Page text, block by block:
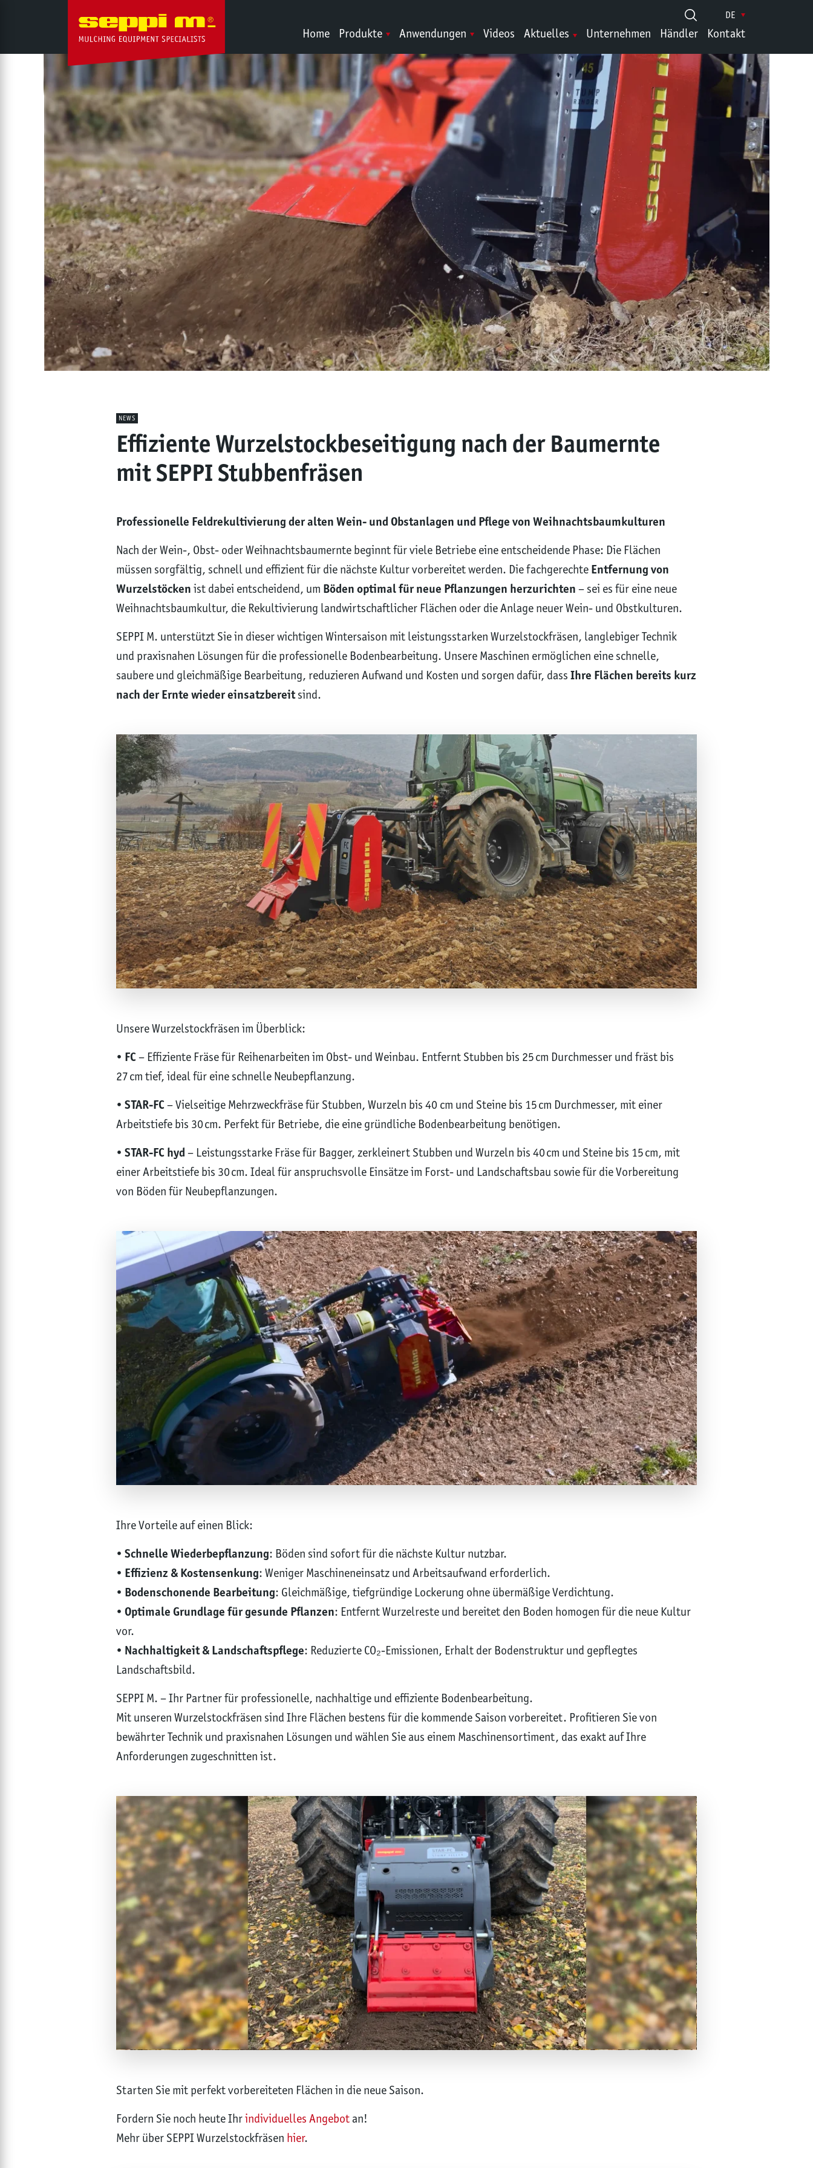
Home Produkte Anwendungen Videos Aktuelles Unternehmen Händler Kontakt
DE
NEWS
Effiziente Wurzelstockbeseitigung nach der Baumernte
mit SEPPI Stubbenfräsen
Professionelle Feldrekultivierung der alten Wein- und Obstanlagen und Pflege von Weihnachtsbaumkulturen
Nach der Wein-, Obst- oder Weihnachtsbaumernte beginnt für viele Betriebe eine entscheidende Phase: Die Flächen
müssen sorgfältig, schnell und effizient für die nächste Kultur vorbereitet werden. Die fachgerechte Entfernung von
Wurzelstöcken ist dabei entscheidend, um Böden optimal für neue Pflanzungen herzurichten – sei es für eine neue
Weihnachtsbaumkultur, die Rekultivierung landwirtschaftlicher Flächen oder die Anlage neuer Wein- und Obstkulturen.
SEPPI M. unterstützt Sie in dieser wichtigen Wintersaison mit leistungsstarken Wurzelstockfräsen, langlebiger Technik
und praxisnahen Lösungen für die professionelle Bodenbearbeitung. Unsere Maschinen ermöglichen eine schnelle,
saubere und gleichmäßige Bearbeitung, reduzieren Aufwand und Kosten und sorgen dafür, dass Ihre Flächen bereits kurz
nach der Ernte wieder einsatzbereitsind.
Unsere Wurzelstockfräsen im Überblick:
• FC– Effiziente Fräse für Reihenarbeiten im Obst- und Weinbau. Entfernt Stubben bis 25 cm Durchmesser und fräst bis
27 cm tief, ideal für eine schnelle Neubepflanzung.
• STAR-FC– Vielseitige Mehrzweckfräse für Stubben, Wurzeln bis 40 cm und Steine bis 15 cm Durchmesser, mit einer
Arbeitstiefe bis 30 cm. Perfekt für Betriebe, die eine gründliche Bodenbearbeitung benötigen.
• STAR-FC hyd – Leistungsstarke Fräse für Bagger, zerkleinert Stubben und Wurzeln bis 40 cm und Steine bis 15 cm, mit
einer Arbeitstiefe bis 30 cm. Ideal für anspruchsvolle Einsätze im Forst- und Landschaftsbau sowie für die Vorbereitung
von Böden für Neubepflanzungen.
Ihre Vorteile auf einen Blick:
• Schnelle Wiederbepflanzung: Böden sind sofort für die nächste Kultur nutzbar.
• Effizienz & Kostensenkung: Weniger Maschineneinsatz und Arbeitsaufwand erforderlich.
• Bodenschonende Bearbeitung: Gleichmäßige, tiefgründige Lockerung ohne übermäßige Verdichtung.
• Optimale Grundlage für gesunde Pflanzen: Entfernt Wurzelreste und bereitet den Boden homogen für die neue Kultur
vor.
• Nachhaltigkeit & Landschaftspflege: Reduzierte CO₂-Emissionen, Erhalt der Bodenstruktur und gepflegtes
Landschaftsbild.
SEPPI M. – Ihr Partner für professionelle, nachhaltige und effiziente Bodenbearbeitung.
Mit unseren Wurzelstockfräsen sind Ihre Flächen bestens für die kommende Saison vorbereitet. Profitieren Sie von
bewährter Technik und praxisnahen Lösungen und wählen Sie aus einem Maschinensortiment, das exakt auf Ihre
Anforderungen zugeschnitten ist.
Starten Sie mit perfekt vorbereiteten Flächen in die neue Saison.
Fordern Sie noch heute Ihrindividuelles Angebotan!
Mehr über SEPPI Wurzelstockfräsen hier.